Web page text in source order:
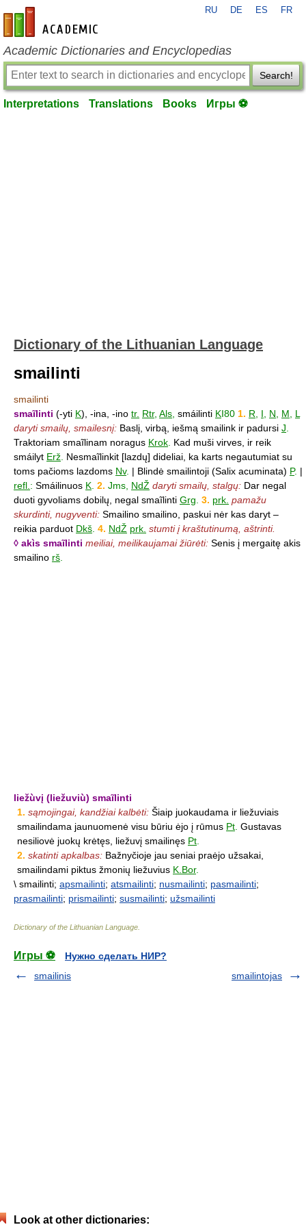
en-academic.com
RU DE ES FR
Academic Dictionaries and Encyclopedias
Search!
Interpretations Translations Books Игры ⚽
Dictionary of the Lithuanian Language
smailinti
smailinti
smaĩlinti (-yti K), -ina, -ino tr. Rtr, Als smáilinti KI80 1. R I N M
L
daryti smailų, smailesnį: Baslį, virbą, iešmą smailink ir padursi J
Traktoriam smaĩlinam noragus Krok Kad muši virves, ir reik
smáilyt Erž Nesmaĩlinkit [lazdų] dideliai, ka karts negautumiat su
toms pačioms lazdoms Nv. | Blindė smailintoji (Salix acuminata) P. |
refl. : Smáilinuos K 2. Jms, NdŽ daryti smailų, stalgų: Dar negal
duoti gyvoliams dobilų, negal smaĩlinti Grg 3. prk. pamažu
skurdinti, nugyventi: Smailino smailino, paskui nėr kas daryt –
reikia parduot Dkš 4. NdŽ prk. stumti į kraštutinumą, aštrinti.
◊ akìs smaĩlinti meiliai, meilikaujamai žiūrėti: Senis į mergaitę akis
smailino rš
liežùvį (liežuviù) smaĩlinti
1. sąmojingai, kandžiai kalbėti: Šiaip juokaudama ir liežuviais
smailindama jaunuomenė visu būriu ėjo į rūmus Pt Gustavas
nesiliovė juokų krėtęs, liežuvį smailinęs Pt
2. skatinti apkalbas: Bažnyčioje jau seniai praėjo užsakai,
smailindami piktus žmonių liežuvius K.Bor.
\ smailinti; apsmailinti; atsmailinti; nusmailinti; pasmailinti;
prasmailinti; prismailinti; susmailinti; užsmailinti
Dictionary of the Lithuanian Language
Игры ⚽
Нужно сделать НИР?
smailinis
smailintojas
Look at other dictionaries: